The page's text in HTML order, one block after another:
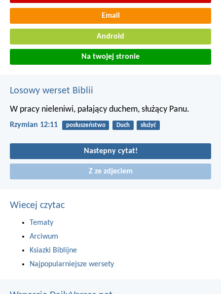
Email
Android
Na twojej stronie
Losowy werset Biblii
W pracy nieleniwi, pałający duchem, służący Panu.
Rzymian 12:11 posłuszeństwo Duch służyć
Nastepny cytat!
Z ze zdjeciem
Wiecej czytac
Tematy
Arciwum
Ksiazki Biblijne
Najpopularniejsze wersety